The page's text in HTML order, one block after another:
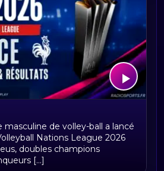
et résultats des
masculine de volley-ball a lancé
Nations League 2026
doubles champions
[...]